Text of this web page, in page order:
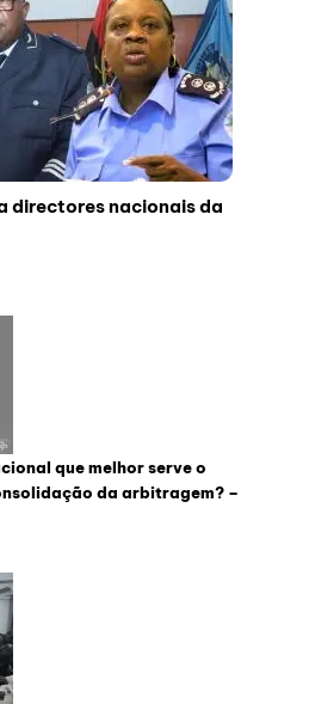
directores nacionais da
que melhor serve o
da arbitragem? –